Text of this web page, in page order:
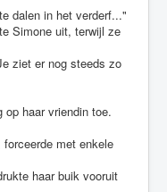
dalen in het verderf..."
Simone uit, terwijl ze
ziet er nog steeds zo
op haar vriendin toe.
met enkele
haar buik vooruit